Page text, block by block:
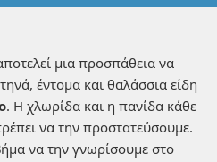
μια προσπάθεια να
έντομα και θαλάσσια είδη
. Η χλωρίδα και η πανίδα κάθε
να την προστατεύσουμε.
να την γνωρίσουμε στο